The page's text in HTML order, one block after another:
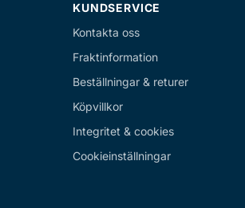
KUNDSERVICE
Kontakta oss
Fraktinformation
Beställningar & returer
Köpvillkor
Integritet & cookies
Cookieinställningar